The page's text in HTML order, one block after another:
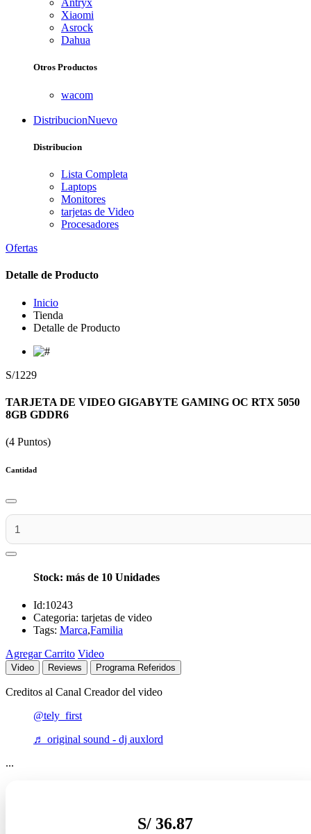
Antryx
Xiaomi
Asrock
Dahua
Otros Productos
wacom
DistribucionNuevo
Distribucion
Lista Completa
Laptops
Monitores
tarjetas de Video
Procesadores
Ofertas
Detalle de Producto
Inicio
Tienda
Detalle de Producto
S/1229
TARJETA DE VIDEO GIGABYTE GAMING OC RTX 5050
8GB GDDR6
(4 Puntos)
Cantidad
Stock: más de 10 Unidades
Id:10243
Categoria: tarjetas de video
Tags: Marca,Familia
Agregar Carrito Video
Video Reviews Programa Referidos
Creditos al Canal Creador del video
@tely_first
♬ original sound - dj auxlord
...
S/ 36.87